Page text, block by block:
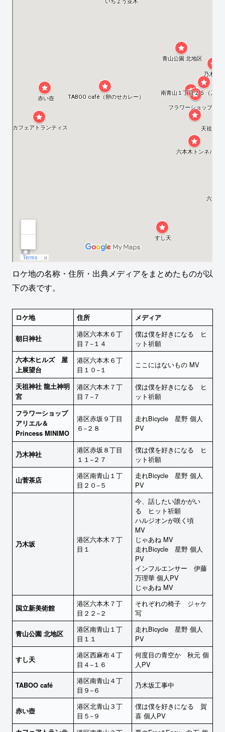
ロケ地の名称・住所・出典メディアをまとめたものが以
下の表です。
ロケ地 住所 メディア
朝日神社
港区六本木６丁
目７−１４
僕は僕を好きになる ヒ
ット祈願
六本木ヒルズ 屋
上展望台
港区六本木６丁
目１０−１
ここにはないもの MV
天祖神社 龍土神明
宮
港区六本木７丁
目７−７
僕は僕を好きになる ヒ
ット祈願
フラワーショップ
アリエル＆
Princess MINIMO
港区赤坂９丁目
６−２８
走れBicycle 星野 個人
PV
乃木神社
港区赤坂８丁目
１１−２７
僕は僕を好きになる ヒ
ット祈願
山菅茶店
港区南青山１丁
目２０−５
走れBicycle 星野 個人
PV
乃木坂
港区六本木７丁
目１
今、話したい誰かがい
る ヒット祈願
ハルジオンが咲く頃
MV
じゃあね MV
走れBicycle 星野 個人
PV
インフルエンサー 伊藤
万理華 個人PV
じゃあね MV
国立新美術館
港区六本木７丁
目２２−２
それぞれの椅子 ジャケ
写
青山公園 北地区
港区南青山１丁
目１１
走れBicycle 星野 個人
PV
すし天
港区西麻布４丁
目４−１６
何度目の青空か 秋元 個
人PV
TABOO café
港区南青山４丁
目９−６
乃木坂工事中
赤い壺
港区北青山３丁
目５−９
僕は僕を好きになる 賀
喜 個人PV